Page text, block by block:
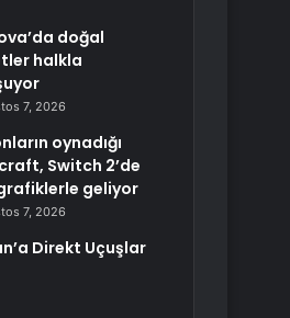
doğal
halkla
7, 2026
oynadığı
Switch 2’de
geliyor
7, 2026
Direkt Uçuşlar